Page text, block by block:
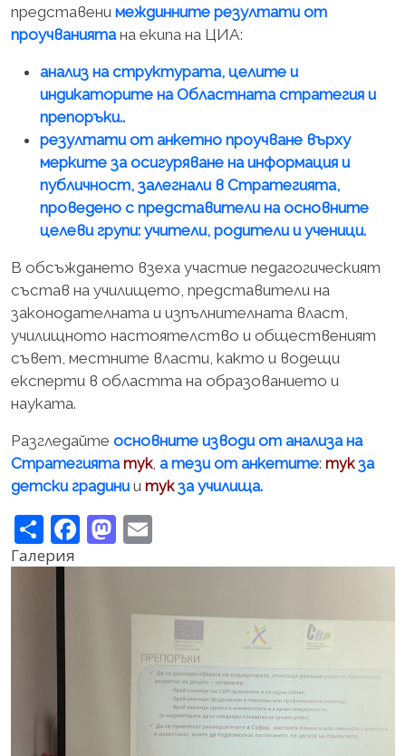
представени междинните резултати от
проучваниятана екипа на ЦИА:
анализ на структурата, целите и
индикаторите на Областната стратегия и
препоръки..
резултати от анкетно проучване върху
мерките за осигуряване на информация и
публичност, залегнали в Стратегията,
проведено с представители на основните
целеви групи: учители, родители и ученици.
В обсъждането взеха участие педагогическият
състав на училището, представители на
законодателната и изпълнителната власт,
училищното настоятелство и общественият
съвет, местните власти, както и водещи
експерти в областта на образованието и
науката.
Разгледайте основните изводи от анализа на
Стратегията тук, а тези от анкетите: тук за
детски градини и тук за училища.
ShareFacebook
Mastodon
Галерия